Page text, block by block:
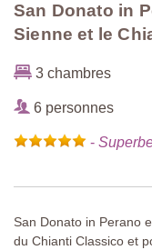
San Donato in
Sienne et le
3 chambres
6 personnes
-
San Donato in Perano
du Chianti Classico et